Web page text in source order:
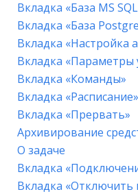
Вкладка «База MS
Вкладка «База
Вкладка «Настройка
Вкладка «Параметры
Вкладка «Команды»
Вкладка «Расписание»
Вкладка «Прервать»
Архивирование
О задаче
Вкладка
Вкладка «Отключить